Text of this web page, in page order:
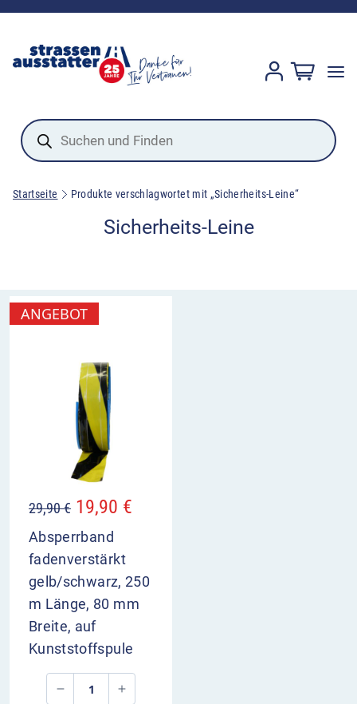
Products
search
Startseite Produkte verschlagwortet mit „Sicherheits-Leine“
Sicherheits-Leine
ANGEBOT
29,90€ 19,90 €
Absperrband
fadenverstärkt
gelb/schwarz, 250
m Länge, 80 mm
Breite, auf
Kunststoffspule